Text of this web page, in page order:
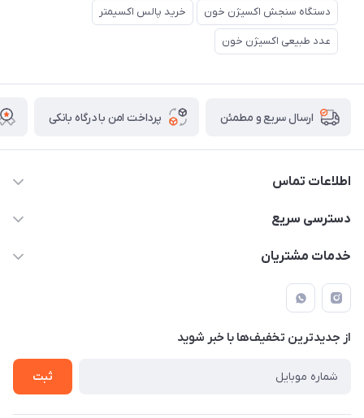
دستگاه سنجش اکسیژن خون خرید پالس اکسیمتر
عدد طبیعی اکسیژن خون
ارسال سریع و مطمئن پرداخت امن با درگاه بانکی
اطلاعات تماس
09171843500 و 07152240182
دسترسی سریع
حساب کاربری
لیست محصولات
درباره ما
خدمات مشتریان
راهنما
قوانین و مقررات
حریم خصوصی
از جدید‌ترین تخفیف‌ها با‌ خبر شوید
ثبت